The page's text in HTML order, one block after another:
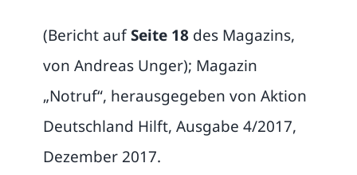
(Bericht aufSeite 18des Magazins,
von Andreas Unger); Magazin
„Notruf“, herausgegeben von Aktion
Deutschland Hilft, Ausgabe 4/2017,
Dezember 2017.